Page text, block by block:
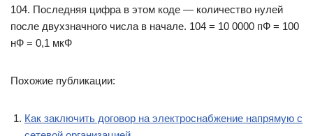
104. Последняя цифра в этом коде — количество нулей
после двухзначного числа в начале. 104 = 10 0000 пФ = 100
нФ = 0,1 мкФ
Похожие публикации:
Как заключить договор на электроснабжение напрямую с